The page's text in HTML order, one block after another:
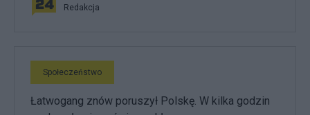
Redakcja
Społeczeństwo
Łatwogang znów poruszył Polskę. W kilka godzin